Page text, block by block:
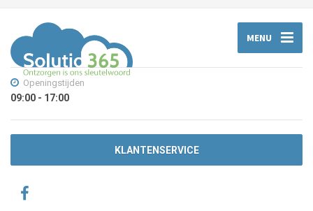
MENU
Openingstijden
09:00 - 17:00
KLANTENSERVICE